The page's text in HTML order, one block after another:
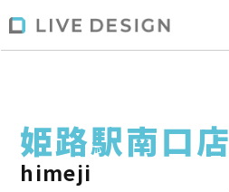
姫路駅南口店
himeji